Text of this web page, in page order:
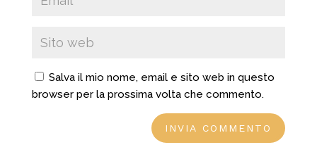
Salva il mio nome, email e sito web in questo
browser per la prossima volta che commento.